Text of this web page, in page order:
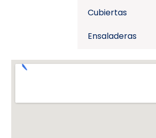
Cubiertas
Ensaladeras
Escaleras
Estufas